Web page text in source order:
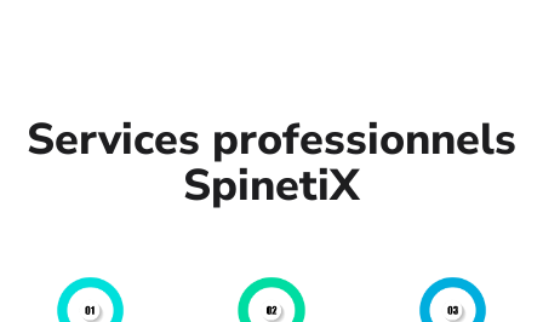
Services professionnels
SpinetiX